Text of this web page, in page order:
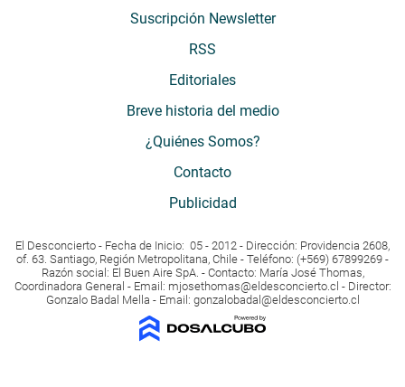
Suscripción Newsletter
RSS
Editoriales
Breve historia del medio
¿Quiénes Somos?
Contacto
Publicidad
El Desconcierto - Fecha de Inicio: 05 - 2012 - Dirección: Providencia 2608,
of. 63. Santiago, Región Metropolitana, Chile - Teléfono: (+569) 67899269 -
Razón social: El Buen Aire SpA. - Contacto: María José Thomas,
Coordinadora General - Email: mjosethomas@eldesconcierto.cl - Director:
Gonzalo Badal Mella - Email: gonzalobadal@eldesconcierto.cl